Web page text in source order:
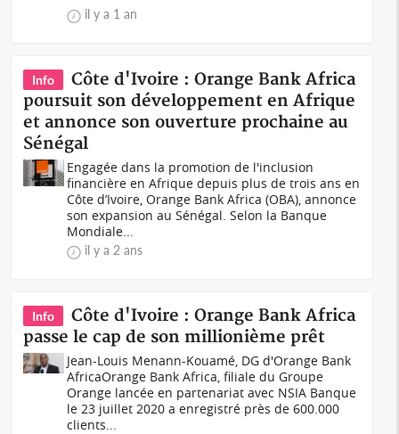
il y a 1 an
Info
Côte d'Ivoire : Orange Bank Africa
poursuit son développement en Afrique
et annonce son ouverture prochaine au
Sénégal
Engagée dans la promotion de l'inclusion
financière en Afrique depuis plus de trois ans en
Côte d’Ivoire, Orange Bank Africa (OBA), annonce
son expansion au Sénégal. Selon la Banque
Mondiale...
il y a 2 ans
Info
Côte d'Ivoire : Orange Bank Africa
passe le cap de son millionième prêt
Jean-Louis Menann-Kouamé, DG d'Orange Bank
AfricaOrange Bank Africa, filiale du Groupe
Orange lancée en partenariat avec NSIA Banque
le 23 juillet 2020 a enregistré près de 600.000
clients...